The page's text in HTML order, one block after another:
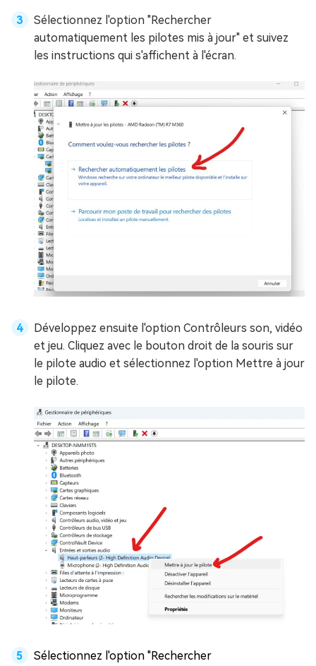
Sélectionnez l'option "Rechercher
automatiquement les pilotes mis à jour" et suivez
les instructions qui s'affichent à l'écran.
Développez ensuite l'option Contrôleurs son, vidéo
et jeu. Cliquez avec le bouton droit de la souris sur
le pilote audio et sélectionnez l'option Mettre à jour
le pilote.
Sélectionnez l'option "Rechercher